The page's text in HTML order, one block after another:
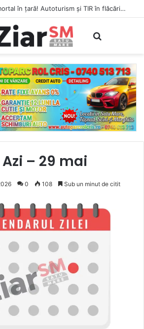
Accident rutier mortal în țară! Autoturism și TIR în flăcări, șofer carbonizat!
– 29 mai
0 108 Sub un minut de citit